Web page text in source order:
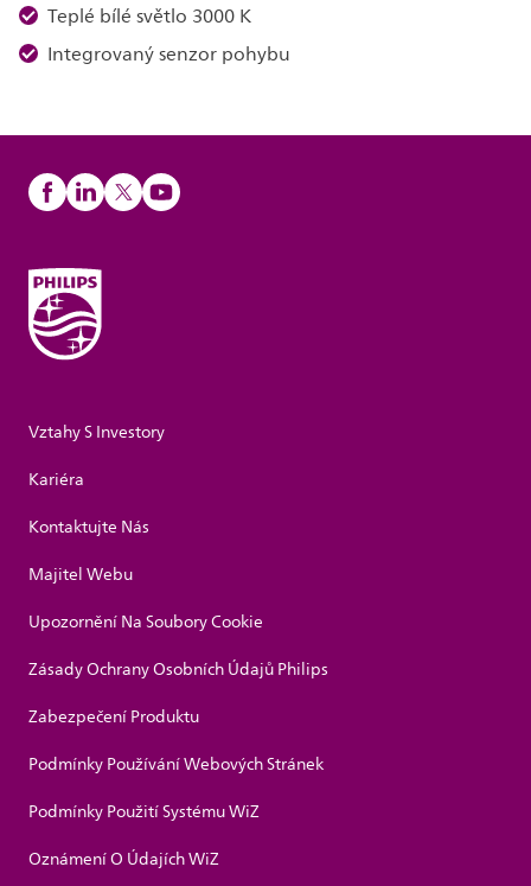
Teplé bílé světlo 3000 K
Integrovaný senzor pohybu
Vztahy S Investory
Kariéra
Kontaktujte Nás
Majitel Webu
Upozornění Na Soubory Cookie
Zásady Ochrany Osobních Údajů Philips
Zabezpečení Produktu
Podmínky Používání Webových Stránek
Podmínky Použití Systému WiZ
Oznámení O Údajích WiZ